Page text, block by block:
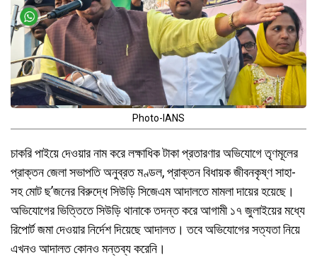
Photo-IANS
চাকরি পাইয়ে দেওয়ার নাম করে লক্ষাধিক টাকা প্রতারণার অভিযোগে তৃণমূলের
প্রাক্তন জেলা সভাপতি অনুব্রত মণ্ডল, প্রাক্তন বিধায়ক জীবনকৃষ্ণ সাহা-
সহ মোট ছ’জনের বিরুদ্ধে সিউড়ি সিজেএম আদালতে মামলা দায়ের হয়েছে।
অভিযোগের ভিত্তিতে সিউড়ি থানাকে তদন্ত করে আগামী ১৭ জুলাইয়ের মধ্যে
রিপোর্ট জমা দেওয়ার নির্দেশ দিয়েছে আদালত। তবে অভিযোগের সত্যতা নিয়ে
এখনও আদালত কোনও মন্তব্য করেনি।